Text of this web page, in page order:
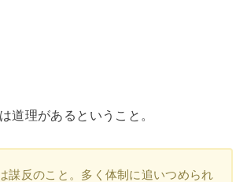
道理があるということ。
謀反のこと。多く体制に追いつめられ